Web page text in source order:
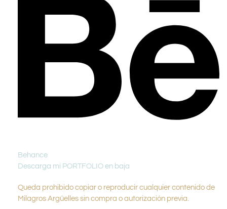
Behance
Descarga mi PORTFOLIO en baja
Queda prohibido copiar o reproducir cualquier contenido de
Milagros Argüelles sin compra o autorización previa.